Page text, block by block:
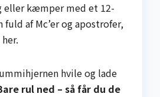
eller kæmper med et 12-
af Mc’er og apostrofer,
hvile og lade
rul ned – så får du de